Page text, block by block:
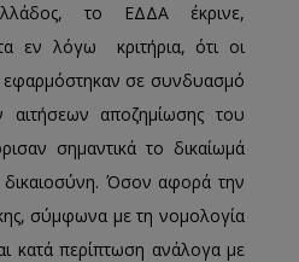
το ΕΔΔΑ έκρινε,
εν λόγω κριτήρια, ότι οι
εφαρμόστηκαν σε συνδυασμό
αιτήσεων αποζημίωσης του
σημαντικά το δικαίωμά
Όσον αφορά την
σύμφωνα με τη νομολογία
κατά περίπτωση ανάλογα με